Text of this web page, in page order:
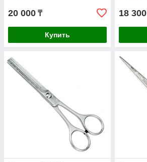
20 000 ₸
Купить
18 300